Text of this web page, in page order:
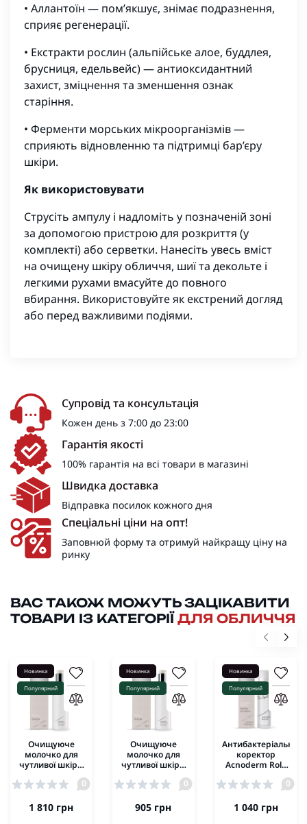
• Аллантоїн — пом’якшує, знімає подразнення,
сприяє регенерації.
• Екстракти рослин (альпійське алое, буддлея,
брусниця, едельвейс) — антиоксидантний
захист, зміцнення та зменшення ознак
старіння.
• Ферменти морських мікроорганізмів —
сприяють відновленню та підтримці бар’єру
шкіри.
Як використовувати
Струсіть ампулу і надломіть у позначеній зоні
за допомогою пристрою для розкриття (у
комплекті) або серветки. Нанесіть увесь вміст
на очищену шкіру обличчя, шиї та декольте і
легкими рухами вмасуйте до повного
вбирання. Використовуйте як екстрений догляд
або перед важливими подіями.
Супровід та консультація
Кожен день з 7:00 до 23:00
Гарантія якості
100% гарантія на всі товари в магазині
Швидка доставка
Відправка посилок кожного дня
Спеціальні ціни на опт!
Заповнюй форму та отримуй найкращу ціну на
ринку
ВАС ТАКОЖ МОЖУТЬ ЗАЦІКАВИТИ
ТОВАРИ ІЗ КАТЕГОРІЇ ДЛЯ ОБЛИЧЧЯ
Новинка
Популярний
Очищуюче
молочко для
чутливої шкіри
Алое Вера Aloe
Cleansing Milk
Dr.Spiller 200мл
0
1 810 грн
Новинка
Популярний
Очищуюче
молочко для
чутливої шкіри
Алое Вера Aloe
Cleansing Milk
Dr.Spiller 100мл
0
905 грн
Новинка
Популярний
Антибактеріальний
коректор
Acnoderm Roll-
10ml
0
1 040 грн